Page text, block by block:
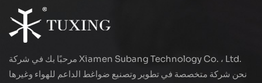
مرحبًا بك في شركة Xiamen Subang Technology Co. ، Ltd.
نحن شركة متخصصة في تطوير وتصنيع ضواغط الداعم للهواء وغيرها